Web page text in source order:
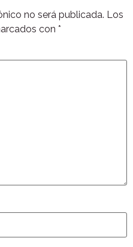
no será publicada. Los
con *